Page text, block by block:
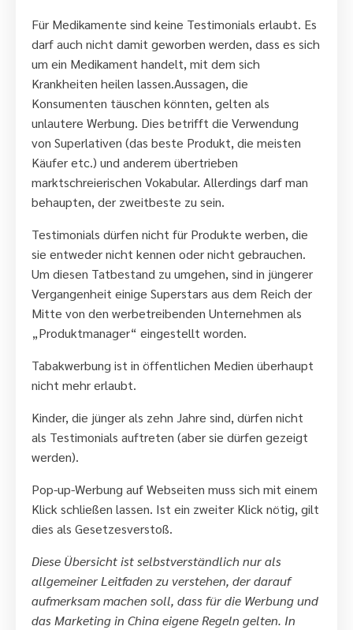
Für Medikamente sind keine Testimonials erlaubt. Es
darf auch nicht damit geworben werden, dass es sich
um ein Medikament handelt, mit dem sich
Krankheiten heilen lassen.Aussagen, die
Konsumenten täuschen könnten, gelten als
unlautere Werbung. Dies betrifft die Verwendung
von Superlativen (das beste Produkt, die meisten
Käufer etc.) und anderem übertrieben
marktschreierischen Vokabular. Allerdings darf man
behaupten, der zweitbeste zu sein.
Testimonials dürfen nicht für Produkte werben, die
sie entweder nicht kennen oder nicht gebrauchen.
Um diesen Tatbestand zu umgehen, sind in jüngerer
Vergangenheit einige Superstars aus dem Reich der
Mitte von den werbetreibenden Unternehmen als
„Produktmanager“ eingestellt worden.
Tabakwerbung ist in öffentlichen Medien überhaupt
nicht mehr erlaubt.
Kinder, die jünger als zehn Jahre sind, dürfen nicht
als Testimonials auftreten (aber sie dürfen gezeigt
werden).
Pop-up-Werbung auf Webseiten muss sich mit einem
Klick schließen lassen. Ist ein zweiter Klick nötig, gilt
dies als Gesetzesverstoß.
Diese Übersicht ist selbstverständlich nur als
allgemeiner Leitfaden zu verstehen, der darauf
aufmerksam machen soll, dass für die Werbung und
das Marketing in China eigene Regeln gelten. In